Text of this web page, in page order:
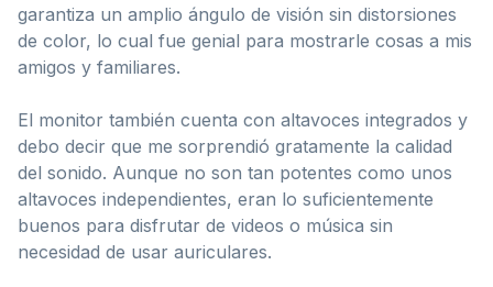
garantiza un amplio ángulo de visión sin distorsiones
de color, lo cual fue genial para mostrarle cosas a mis
amigos y familiares.
El monitor también cuenta con altavoces integrados y
debo decir que me sorprendió gratamente la calidad
del sonido. Aunque no son tan potentes como unos
altavoces independientes, eran lo suficientemente
buenos para disfrutar de videos o música sin
necesidad de usar auriculares.